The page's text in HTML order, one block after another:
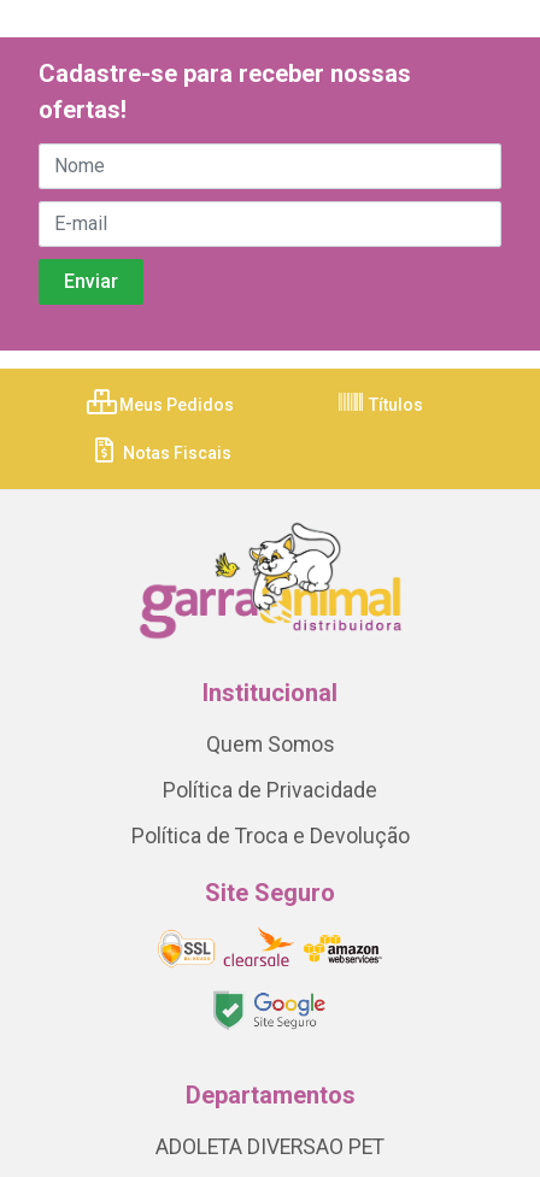
Cadastre-se para receber nossas
ofertas!
Meus Pedidos Títulos
Notas Fiscais
Institucional
Quem Somos
Política de Privacidade
Política de Troca e Devolução
Site Seguro
Departamentos
ADOLETA DIVERSAO PET